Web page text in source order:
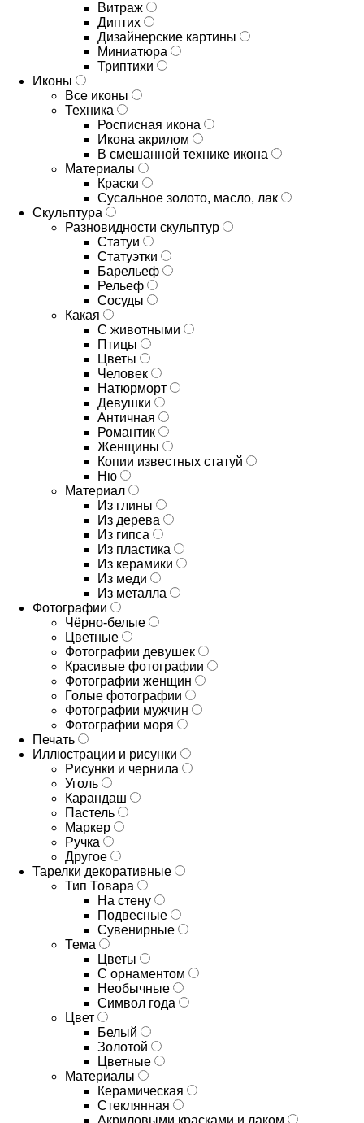
Витраж
Диптих
Дизайнерские картины
Миниатюра
Триптихи
Иконы
Все иконы
Техника
Росписная икона
Икона акрилом
В смешанной технике икона
Материалы
Краски
Сусальное золото, масло, лак
Скульптура
Разновидности скульптур
Статуи
Статуэтки
Барельеф
Рельеф
Сосуды
Какая
С животными
Птицы
Цветы
Человек
Натюрморт
Девушки
Античная
Романтик
Женщины
Копии известных статуй
Ню
Материал
Из глины
Из дерева
Из гипса
Из пластика
Из керамики
Из меди
Из металла
Фотографии
Чёрно-белые
Цветные
Фотографии девушек
Красивые фотографии
Фотографии женщин
Голые фотографии
Фотографии мужчин
Фотографии моря
Печать
Иллюстрации и рисунки
Рисунки и чернила
Уголь
Карандаш
Пастель
Маркер
Ручка
Другое
Тарелки декоративные
Тип Товара
На стену
Подвесные
Сувенирные
Тема
Цветы
С орнаментом
Необычные
Символ года
Цвет
Белый
Золотой
Цветные
Материалы
Керамическая
Стеклянная
Акриловыми красками и лаком